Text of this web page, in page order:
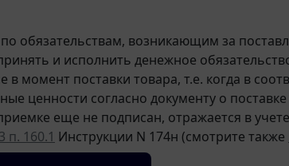
обязательствам, возникающим за
и исполнить денежное
момент поставки товара, т.е. когда в
ценности согласно документу о
еще не подписан, отражается в
п. 160.1 Инструкции N 174н (смотрите также